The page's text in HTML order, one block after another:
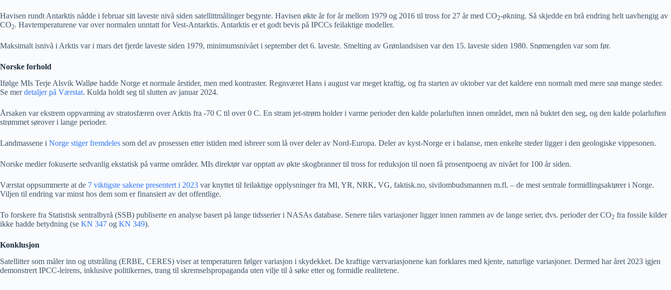
Havisen rundt Antarktis nådde i februar sitt laveste nivå siden satellittmålinger begynte. Havisen økte år for år mellom 1979 og 2016 til tross for 27 år med CO2-økning. Så skjedde en brå endring helt uavhengig av
CO2. Havtemperaturene var over normalen unntatt for Vest-Antarktis. Antarktis er et godt bevis på IPCCs feilaktige modeller.
Maksimalt isnivå i Arktis var i mars det fjerde laveste siden 1979, minimumsnivået i september det 6. laveste. Smelting av Grønlandsisen var den 15. laveste siden 1980. Snømengden var som før.
Norske forhold
Ifølge MIs Terje Alsvik Walløe hadde Norge et normale årstider, men med kontraster. Regnværet Hans i august var meget kraftig, og fra starten av oktober var det kaldere enn normalt med mere snø mange steder.
Se merdetaljer på Værstat. Kulda holdt seg til slutten av januar 2024.
Årsaken var ekstrem oppvarming av stratosfæren over Arktis fra -70 C til over 0 C. En stram jet-strøm holder i varme perioder den kalde polarluften innen området, men nå buktet den seg, og den kalde polarluften
strømmet sørover i lange perioder.
Landmassene i Norge stiger fremdeles som del av prosessen etter istiden med isbreer som lå over deler av Nord-Europa. Deler av kyst-Norge er i balanse, men enkelte steder ligger i den geologiske vippesonen.
Norske medier fokuserte sedvanlig ekstatisk på varme områder. MIs direktør var opptatt av økte skogbranner til tross for reduksjon til noen få prosentpoeng av nivået for 100 år siden.
Værstat oppsummerte at de 7 viktigste sakene presentert i 2023 var knyttet til feilaktige opplysninger fra MI, YR, NRK, VG, faktisk.no, sivilombudsmannen m.fl. – de mest sentrale formidlingsaktører i Norge.
Viljen til endring var minst hos dem som er finansiert av det offentlige.
To forskere fra Statistisk sentralbyrå (SSB) publiserte en analyse basert på lange tidsserier i NASAs database. Senere tiårs variasjoner ligger innen rammen av de lange serier, dvs. perioder der CO2 fra fossile kilder
ikke hadde betydning (se KN 347 og KN 349).
Konklusjon
Satellitter som måler inn og utstråling (ERBE, CERES) viser at temperaturen følger variasjon i skydekket. De kraftige værvariasjonene kan forklares med kjente, naturlige variasjoner. Dermed har året 2023 igjen
demonstrert IPCC-leirens, inklusive politikernes, trang til skremselspropaganda uten vilje til å søke etter og formidle realitetene.